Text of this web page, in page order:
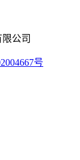
公司
号